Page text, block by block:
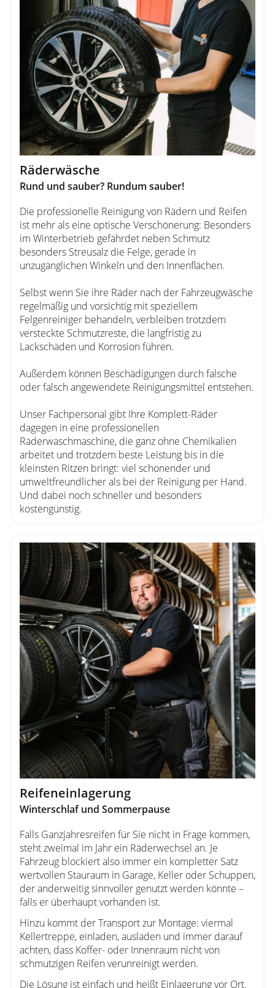
Räderwäsche
Rund und sauber? Rundum sauber!
Die professionelle Reinigung von Rädern und Reifen
ist mehr als eine optische Verschönerung: Besonders
im Winterbetrieb gefährdet neben Schmutz
besonders Streusalz die Felge, gerade in
unzugänglichen Winkeln und den Innenflächen.
Selbst wenn Sie ihre Räder nach der Fahrzeugwäsche
regelmäßig und vorsichtig mit speziellem
Felgenreiniger behandeln, verbleiben trotzdem
versteckte Schmutzreste, die langfristig zu
Lackschäden und Korrosion führen.
Außerdem können Beschädigungen durch falsche
oder falsch angewendete Reinigungsmittel entstehen.
Unser Fachpersonal gibt Ihre Komplett-Räder
dagegen in eine professionellen
Räderwaschmaschine, die ganz ohne Chemikalien
arbeitet und trotzdem beste Leistung bis in die
kleinsten Ritzen bringt: viel schonender und
umweltfreundlicher als bei der Reinigung per Hand.
Und dabei noch schneller und besonders
kostengünstig.
Reifeneinlagerung
Winterschlaf und Sommerpause
Falls Ganzjahresreifen für Sie nicht in Frage kommen,
steht zweimal im Jahr ein Räderwechsel an. Je
Fahrzeug blockiert also immer ein kompletter Satz
wertvollen Stauraum in Garage, Keller oder Schuppen,
der anderweitig sinnvoller genutzt werden könnte –
falls er überhaupt vorhanden ist.
Hinzu kommt der Transport zur Montage: viermal
Kellertreppe, einladen, ausladen und immer darauf
achten, dass Koffer- oder Innenraum nicht von
schmutzigen Reifen verunreinigt werden.
Die Lösung ist einfach und heißt Einlagerung vor Ort.